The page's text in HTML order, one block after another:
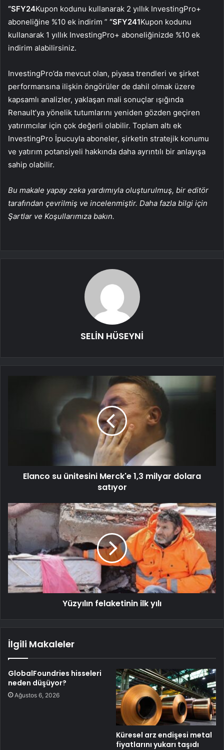
“SFY24Kupon kodunu kullanarak 2 yıllık InvestingPro+
aboneliğine %10 ek indirim ” “SFY241Kupon kodunu
kullanarak 1 yıllık InvestingPro+ aboneliğinizde %10 ek
indirim alabilirsiniz.
InvestingPro’da mevcut olan, piyasa trendleri ve şirket
performansına ilişkin öngörüler de dahil olmak üzere
kapsamlı analizler, yaklaşan mali sonuçlar ışığında
Renault’ya yönelik tutumlarını yeniden gözden geçiren
yatırımcılar için çok değerli olabilir. Toplam altı ek
InvestingPro İpucuyla aboneler, şirketin stratejik konumu
ve yatırım potansiyeli hakkında daha ayrıntılı bir anlayışa
sahip olabilir.
Bu makale yapay zeka yardımıyla oluşturulmuş, bir editör
tarafından çevrilmiş ve incelenmiştir. Daha fazla bilgi için
Şartlar ve Koşullarımıza bakın.
SELİN HÜSEYNİ
Elanco su ünitesini Merck'e 1,3 milyar dolara
satıyor
Yüzyılın felaketinin ilk yılı
İlgili Makaleler
GlobalFoundries hisseleri
neden düşüyor?
Ağustos 6, 2026
Küresel arz endişesi metal
fiyatlarını yukarı taşıdı